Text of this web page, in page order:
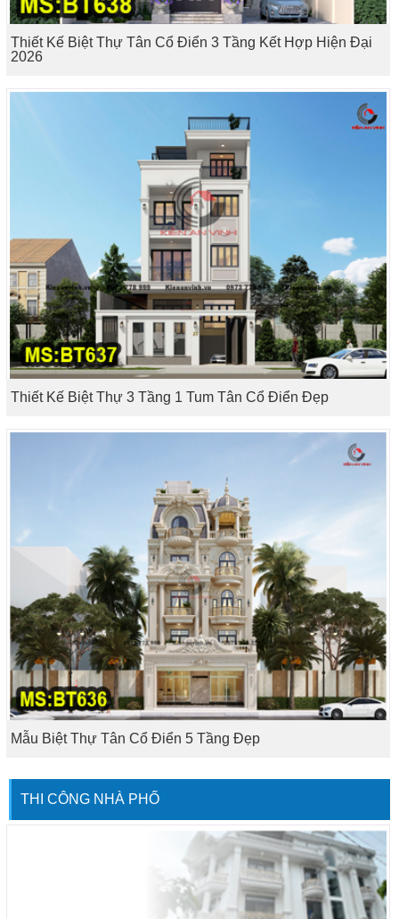
Thiết Kế Biệt Thự Tân Cổ Điển 3 Tầng Kết Hợp Hiện Đại
2026
Thiết Kế Biệt Thự 3 Tầng 1 Tum Tân Cổ Điển Đẹp
Mẫu Biệt Thự Tân Cổ Điển 5 Tầng Đẹp
THI CÔNG NHÀ PHỐ